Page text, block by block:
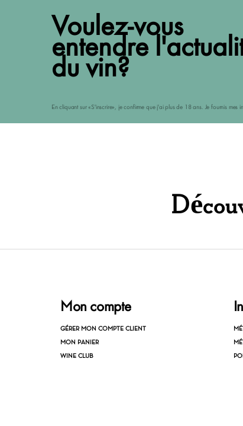
Voulez-vous
entendre
du vin?
En cliquant sur «S'inscrire», je confirme que j'ai plus de 18 ans. Je fournis
Mon compte
GÉRER MON COMPTE CLIENT
MON PANIER
WINE CLUB